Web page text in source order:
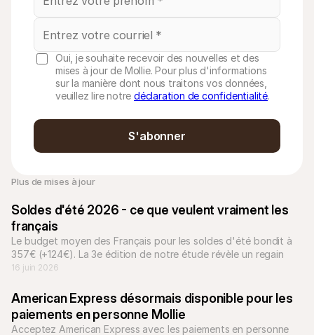
Oui, je souhaite recevoir des nouvelles et des
mises à jour de Mollie. Pour plus d'informations
sur la manière dont nous traitons vos données,
veuillez lire notre déclaration de confidentialité.
S'abonner
Plus de mises à jour
Soldes d'été 2026 - ce que veulent vraiment les
français
Le budget moyen des Français pour les soldes d'été bondit à
357€ (+124€). La 3e édition de notre étude révèle un regain
d'optimisme malgré un contexte incertain.
16 juin 2026
American Express désormais disponible pour les
paiements en personne Mollie
Acceptez American Express avec les paiements en personne